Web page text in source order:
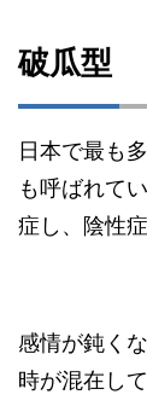
破瓜型
日本で最も
も呼ばれて
症し、陰性
感情が鈍く
時が混在し